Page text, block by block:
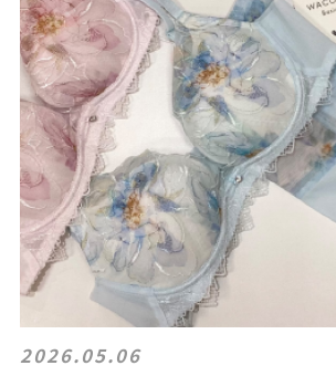
2026.05.06